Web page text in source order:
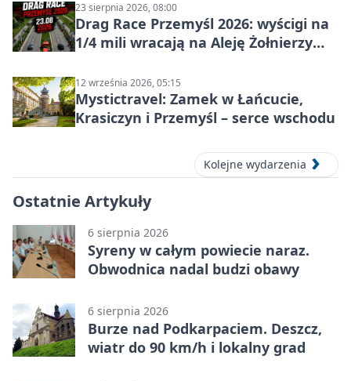
23 sierpnia 2026, 08:00
Drag Race Przemyśl 2026: wyścigi na
1/4 mili wracają na Aleję Żołnierzy
12 września 2026, 05:15
Mystictravel: Zamek w Łańcucie,
Krasiczyn i Przemyśl – serce wschodu
Kolejne wydarzenia
Ostatnie Artykuły
6 sierpnia 2026
Syreny w całym powiecie naraz.
Obwodnica nadal budzi obawy
6 sierpnia 2026
Burze nad Podkarpaciem. Deszcz,
wiatr do 90 km/h i lokalny grad